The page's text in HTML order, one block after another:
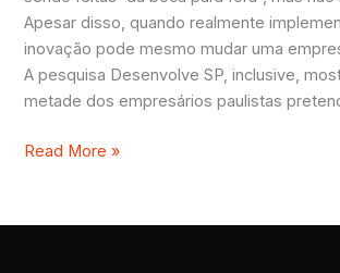
Apesar disso, quando realmente
inovação pode mesmo mudar uma
A pesquisa Desenvolve SP, inclusive,
metade dos empresários paulistas
Read More »